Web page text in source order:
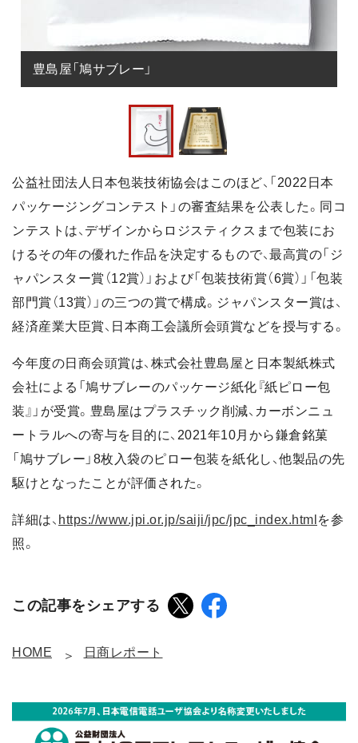
豊島屋「鳩サブレー」
公益社団法人日本包装技術協会はこのほど、「2022日本
パッケージングコンテスト」の審査結果を公表した。同コ
ンテストは、デザインからロジスティクスまで包装にお
けるその年の優れた作品を決定するもので、最高賞の「ジ
ャパンスター賞（12賞）」および「包装技術賞（6賞）」「包装
部門賞（13賞）」の三つの賞で構成。ジャパンスター賞は、
経済産業大臣賞、日本商工会議所会頭賞などを授与する。
今年度の日商会頭賞は、株式会社豊島屋と日本製紙株式
会社による「鳩サブレーのパッケージ紙化『紙ピロー包
装』」が受賞。豊島屋はプラスチック削減、カーボンニュ
ートラルへの寄与を目的に、2021年10月から鎌倉銘菓
「鳩サブレー」8枚入袋のピロー包装を紙化し、他製品の先
駆けとなったことが評価された。
詳細は、 https://www.jpi.or.jp/saiji/jpc/jpc_index.html を参
照。
この記事をシェアする
HOME 日商レポート